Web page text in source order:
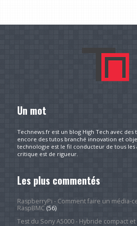
Un mot
Technews.fr est un blog High Tech avec des
encore des tutos branché innovation et
technologie est le fil conducteur de tous les
critique est de rigueur.
Les plus commentés
RaspberryPi - Comment faire un média-
RaspBMC(56)
Test du Sony A5000 - Hybride compact